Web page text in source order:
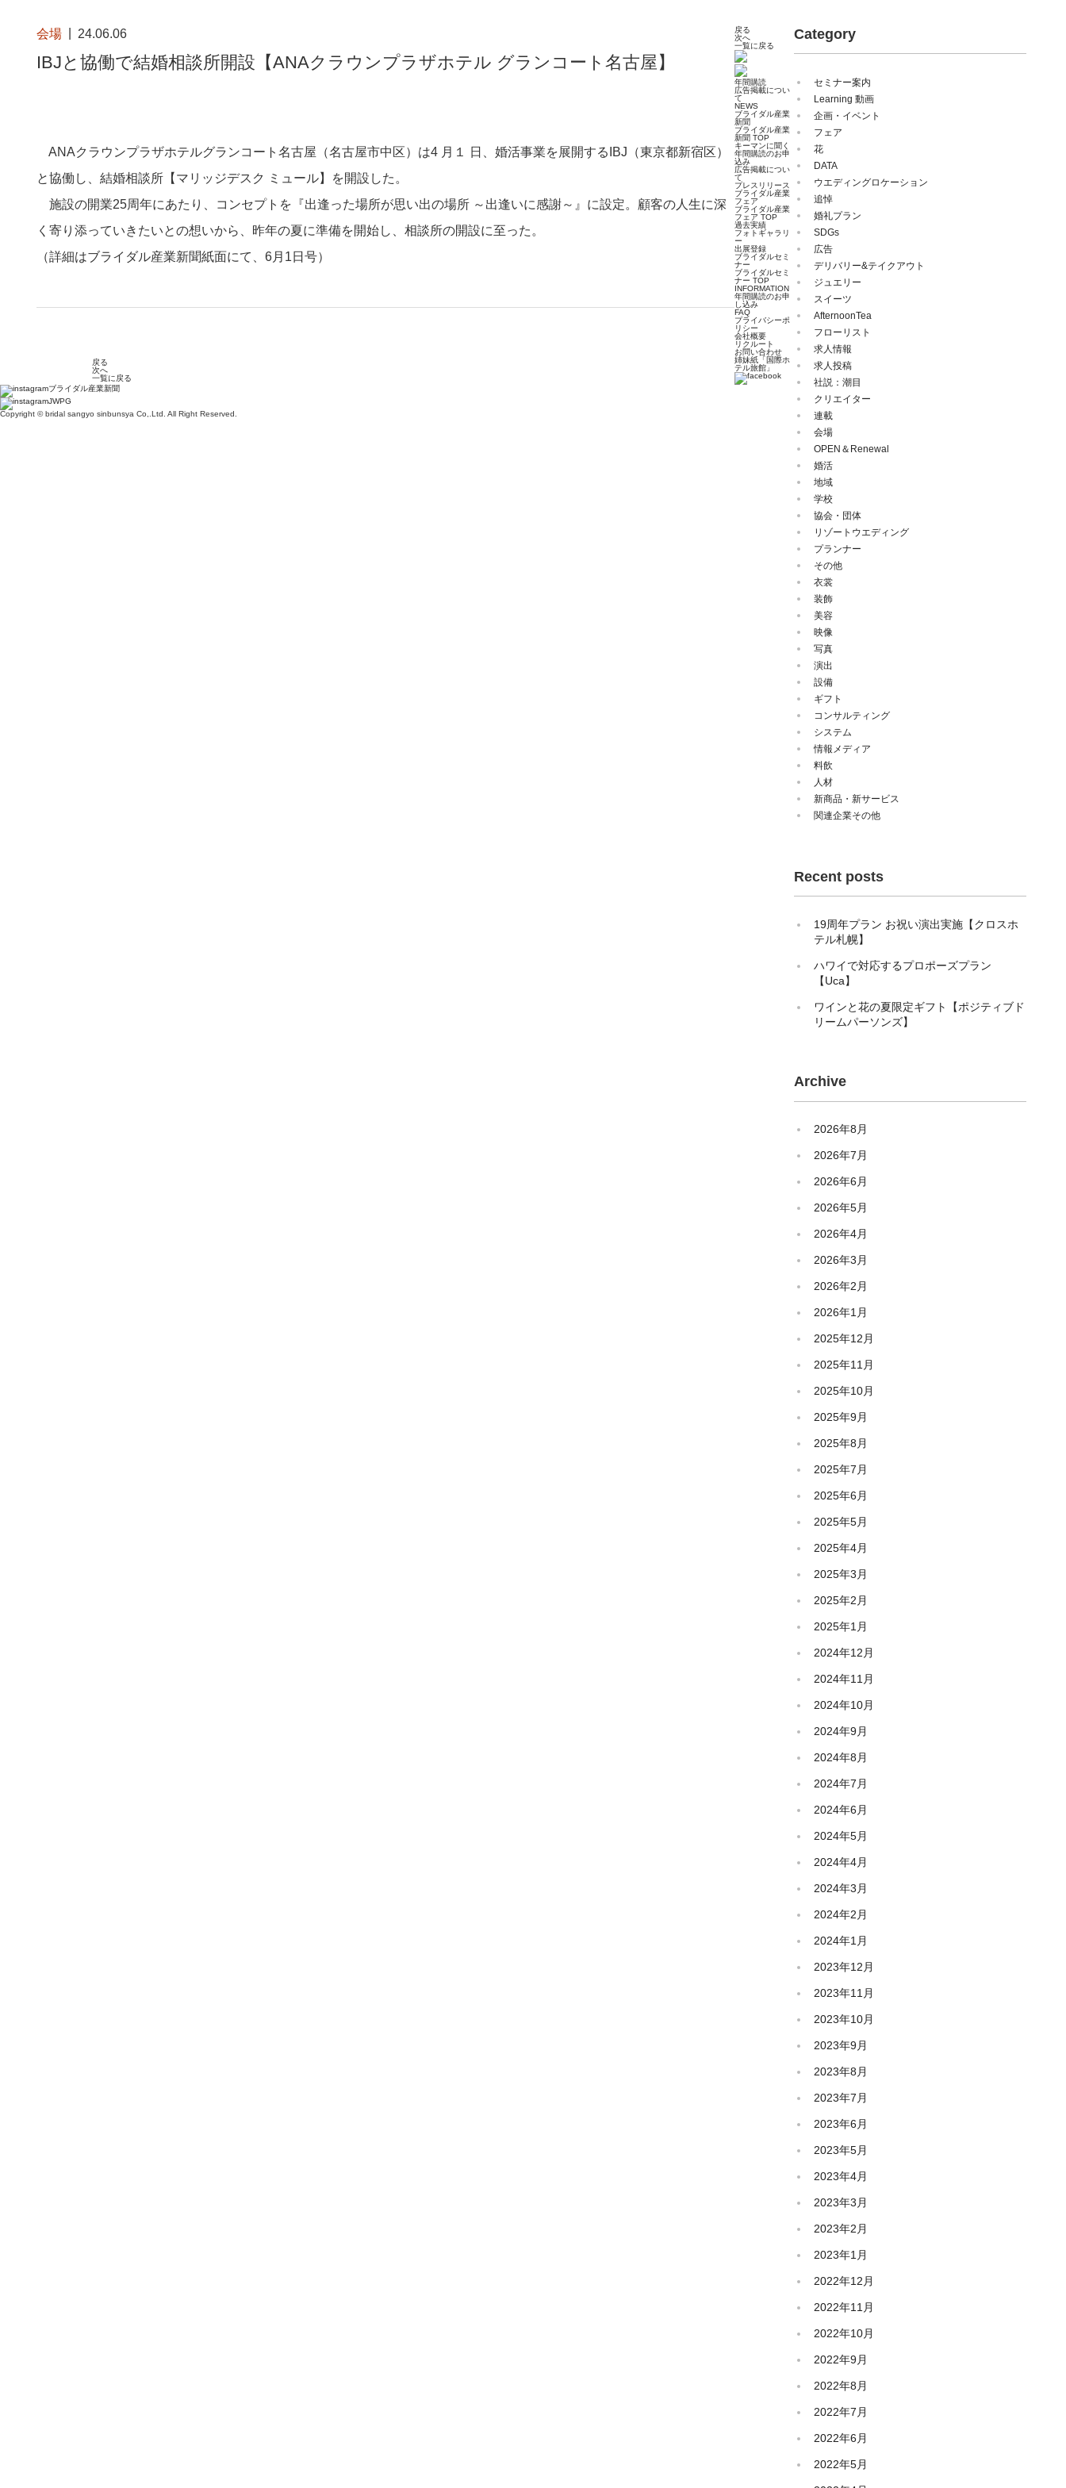
会場 24.06.06
IBJと協働で結婚相談所開設【ANAクラウンプラザホテル グランコート名古屋】
ANAクラウンプラザホテルグランコート名古屋（名古屋市中区）は4 月１ 日、婚活事業を展開するIBJ（東京都新宿区）
と協働し、結婚相談所【マリッジデスク ミュール】を開設した。
施設の開業25周年にあたり、コンセプトを『出逢った場所が思い出の場所 ～出逢いに感謝～』に設定。顧客の人生に深
く寄り添っていきたいとの想いから、昨年の夏に準備を開始し、相談所の開設に至った。
（詳細はブライダル産業新聞紙面にて、6月1日号）
戻る
次へ
一覧に戻る
Category
セミナー案内
Learning 動画
企画・イベント
フェア
花
DATA
ウエディングロケーション
追悼
婚礼プラン
SDGs
広告
デリバリー&テイクアウト
ジュエリー
スイーツ
AfternoonTea
フローリスト
求人情報
求人投稿
社説：潮目
クリエイター
連載
会場
OPEN＆Renewal
婚活
地域
学校
協会・団体
リゾートウエディング
プランナー
その他
衣裳
装飾
美容
映像
写真
演出
設備
ギフト
コンサルティング
システム
情報メディア
料飲
人材
新商品・新サービス
関連企業その他
Recent posts
19周年プラン お祝い演出実施【クロスホ
テル札幌】
ハワイで対応するプロポーズプラン
【Uca】
ワインと花の夏限定ギフト【ポジティブド
リームパーソンズ】
Archive
2026年8月
2026年7月
2026年6月
2026年5月
2026年4月
2026年3月
2026年2月
2026年1月
2025年12月
2025年11月
2025年10月
2025年9月
2025年8月
2025年7月
2025年6月
2025年5月
2025年4月
2025年3月
2025年2月
2025年1月
2024年12月
2024年11月
2024年10月
2024年9月
2024年8月
2024年7月
2024年6月
2024年5月
2024年4月
2024年3月
2024年2月
2024年1月
2023年12月
2023年11月
2023年10月
2023年9月
2023年8月
2023年7月
2023年6月
2023年5月
2023年4月
2023年3月
2023年2月
2023年1月
2022年12月
2022年11月
2022年10月
2022年9月
2022年8月
2022年7月
2022年6月
2022年5月
戻る
次へ
一覧に戻る
年間購読
広告掲載につい
て
NEWS
ブライダル産業
新聞
ブライダル産業
新聞 TOP
キーマンに聞く
年間購読のお申
込み
広告掲載につい
て
プレスリリース
ブライダル産業
フェア
ブライダル産業
フェア TOP
過去実績
フォトギャラリ
ー
出展登録
ブライダルセミ
ナー
ブライダルセミ
ナー TOP
INFORMATION
年間購読のお申
し込み
FAQ
プライバシーポ
リシー
会社概要
リクルート
お問い合わせ
姉妹紙「国際ホ
テル旅館」
ブライダル産業新聞
JWPG
Copyright © bridal sangyo sinbunsya Co,.Ltd. All Right Reserved.